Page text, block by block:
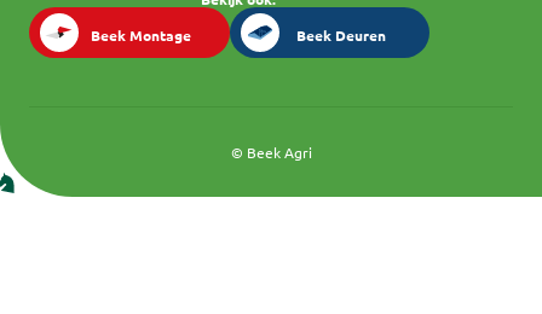
© Beek Agri
Beek Montage Beek Deuren